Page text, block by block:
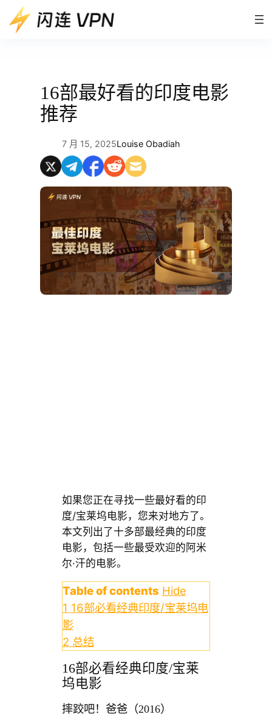
至
16部最好看的印度电影
推荐
7 月 15, 2025Louise Obadiah
如果您正在寻找一些最好看的印
度/宝莱坞电影，您来对地方了。
本文列出了十多部最经典的印度
电影，包括一些最受欢迎的阿米
尔·汗的电影。
Table of contents Hide
1 16部必看经典印度/宝莱坞电
影
2 总结
16部必看经典印度/宝莱
坞电影
摔跤吧！爸爸（2016）